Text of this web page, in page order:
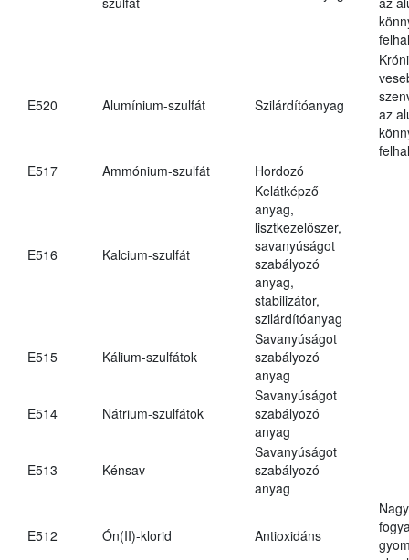
E520 Alumínium-szulfát Szilárdítóanyag
az
E517
Ammónium-szulfát Hordozó
E516 Kalcium-szulfát
Kelátképző
anyag,
lisztkezelőszer,
savanyúságot
szabályozó
anyag,
stabilizátor,
szilárdítóanyag
E515 Kálium-szulfátok
Savanyúságot
szabályozó
anyag
E514 Nátrium-szulfátok
Savanyúságot
szabályozó
anyag
E513 Kénsav
Savanyúságot
szabályozó
anyag
E512 Ón(II)-klorid Antioxidáns